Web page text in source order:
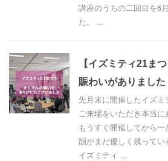
講座のうちの二回目を6
た。 ...
【イズミティ21ま
賑わいがありました
先月末に開催したイズ
ご来場をいただき本当に
もうすぐ開催してから
韻がまだ優しく残ってい
イズミティ ...